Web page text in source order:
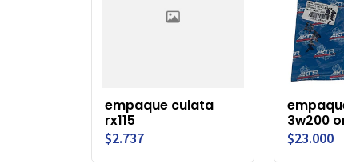
empaque culata
rx115
$2.737
3w200
$23.000